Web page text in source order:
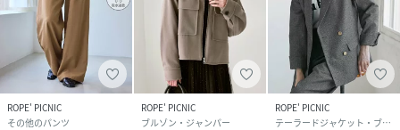
ROPE' PICNIC
その他のパンツ
ROPE' PICNIC
ブルゾン・ジャンパー
ROPE' PICNIC
テーラードジャケット・ブレザー